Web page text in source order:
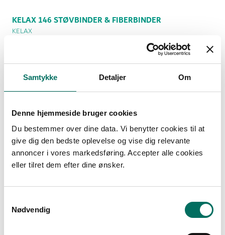
Samtykke Detaljer Om
Denne hjemmeside bruger cookies
Du bestemmer over dine data. Vi benytter cookies til at
give dig den bedste oplevelse og vise dig relevante
annoncer i vores markedsføring. Accepter alle cookies
eller tilret dem efter dine ønsker.
Nødvendig
KELAX 146 STØVBINDER & FIBERBINDER
KELAX
Fra189,00 DKK
(ekskl. moms)
Tilbud